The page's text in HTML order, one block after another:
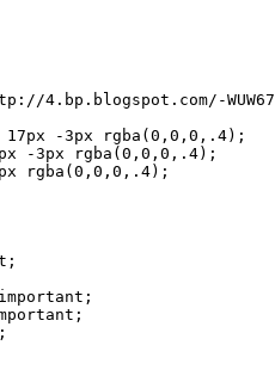
4.bp.blogspot.com/-
-3px rgba(0,0,0,.4);
-3px rgba(0,0,0,.4);
rgba(0,0,0,.4);